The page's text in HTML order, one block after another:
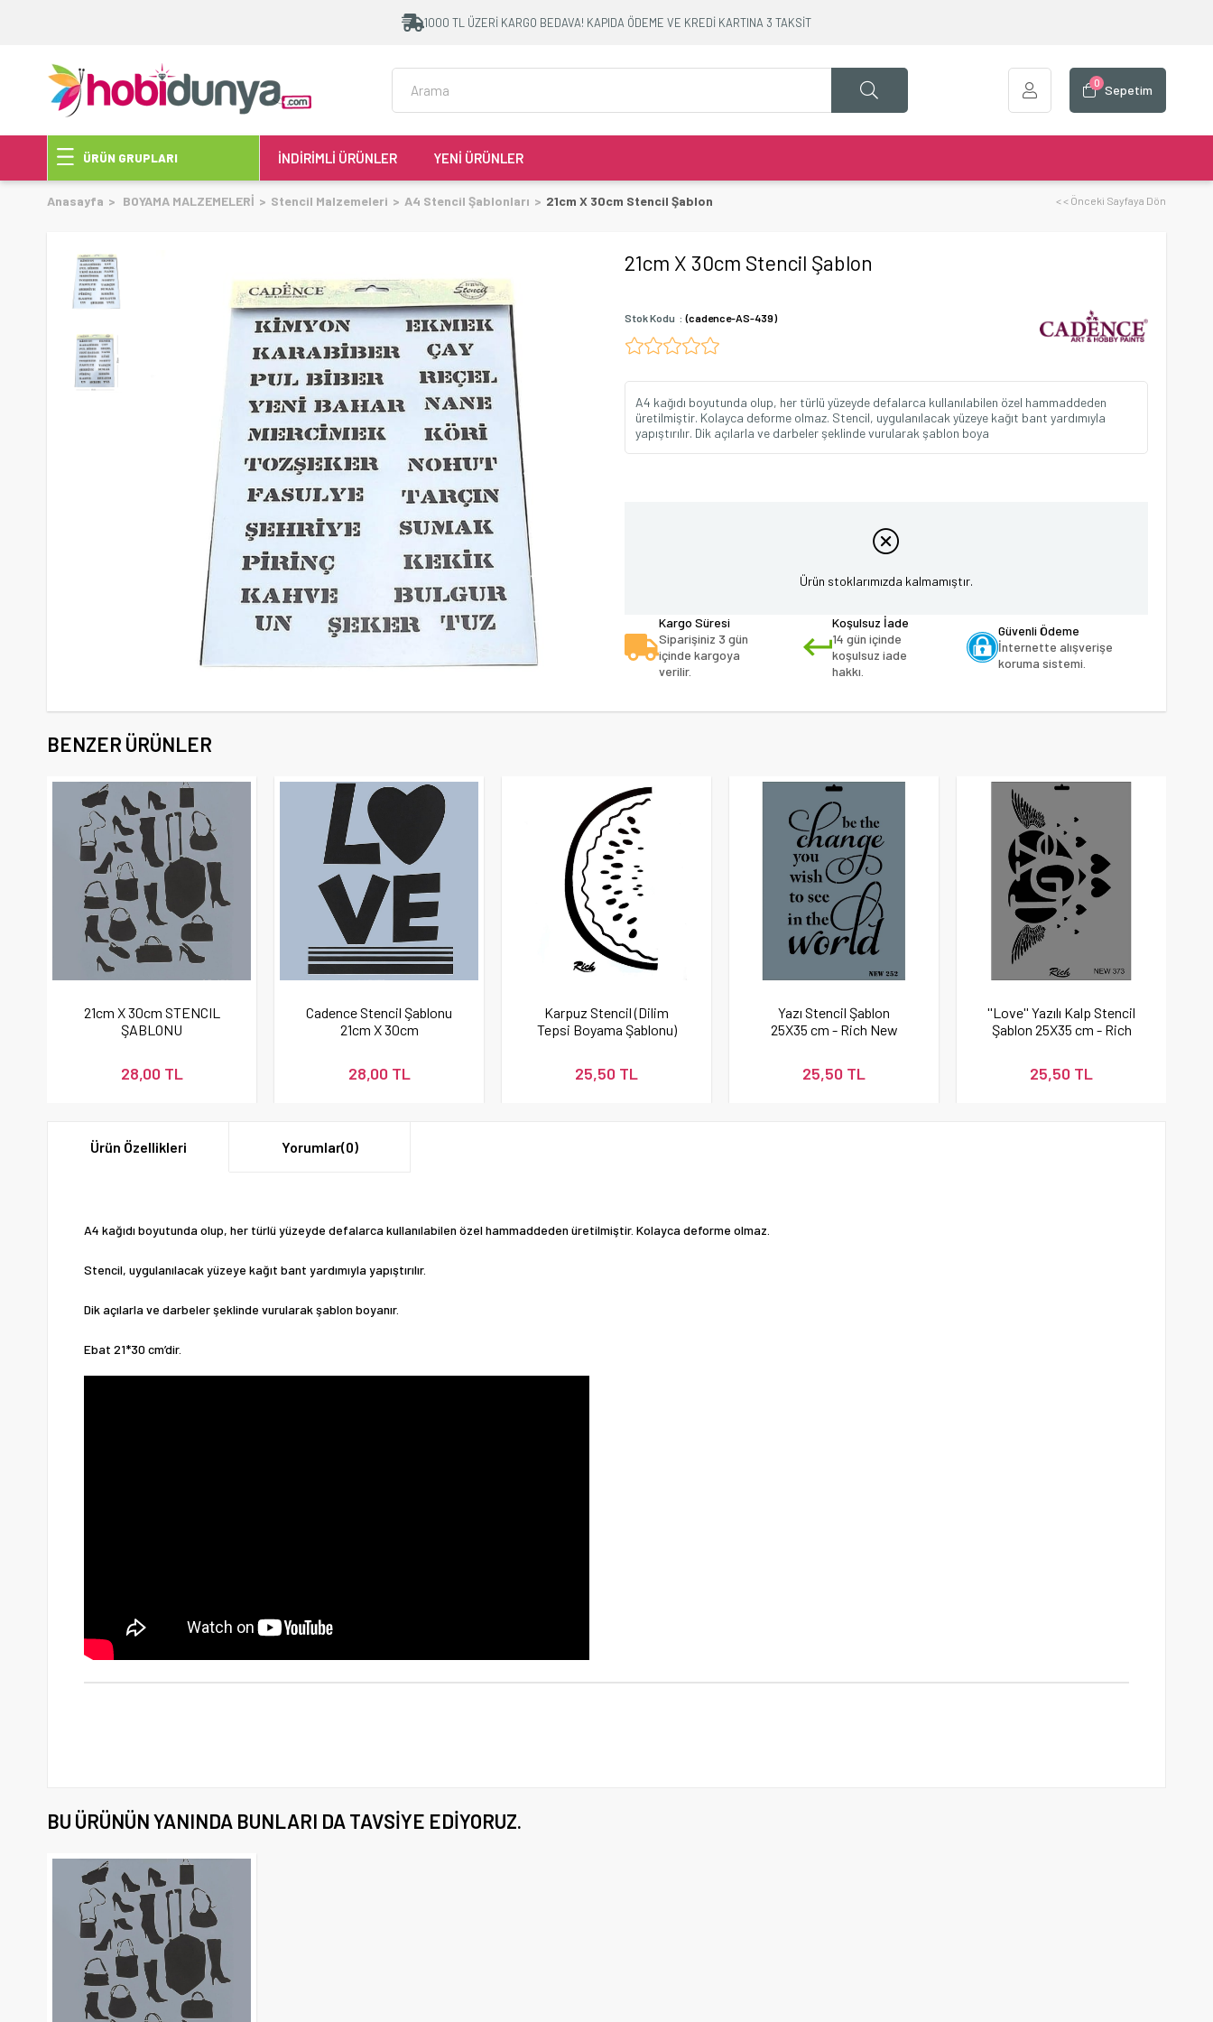
1000 TL ÜZERİ KARGO BEDAVA! KAPIDA ÖDEME VE KREDİ KARTINA 3 TAKSİT
Sepetim
0
ÜRÜN GRUPLARI İNDİRİMLİ ÜRÜNLER YENİ ÜRÜNLER
Anasayfa BOYAMA MALZEMELERİ Stencil Malzemeleri A4 Stencil Şablonları 21cm X 30cm Stencil Şablon < < Önceki Sayfaya Dön
21cm X 30cm Stencil Şablon
Stok Kodu (cadence-AS-439)
A4 kağıdı boyutunda olup, her türlü yüzeyde defalarca kullanılabilen özel hammaddeden
üretilmiştir. Kolayca deforme olmaz. Stencil, uygulanılacak yüzeye kağıt bant yardımıyla
yapıştırılır. Dik açılarla ve darbeler şeklinde vurularak şablon boya
Ürün stoklarımızda kalmamıştır.
Kargo Süresi
Siparişiniz 3 gün
içinde kargoya
verilir.
Koşulsuz İade
14 gün içinde
koşulsuz iade
hakkı.
Güvenli Ödeme
İnternette alışverişe
koruma sistemi.
BENZER ÜRÜNLER
21cm X 30cm STENCIL
ŞABLONU
28,00 TL
Cadence Stencil Şablonu
21cm X 30cm
28,00 TL
Karpuz Stencil (Dilim
Tepsi Boyama Şablonu)
25,50 TL
Yazı Stencil Şablon
25X35 cm - Rich New
25,50 TL
''Love'' Yazılı Kalp Stencil
Şablon 25X35 cm - Rich
25,50 TL
Ürün Özellikleri Yorumlar(0)
A4 kağıdı boyutunda olup, her türlü yüzeyde defalarca kullanılabilen özel hammaddeden üretilmiştir. Kolayca deforme olmaz.
Stencil, uygulanılacak yüzeye kağıt bant yardımıyla yapıştırılır.
Dik açılarla ve darbeler şeklinde vurularak şablon boyanır.
Ebat 21*30 cm’dir.
BU ÜRÜNÜN YANINDA BUNLARI DA TAVSIYE EDIYORUZ.